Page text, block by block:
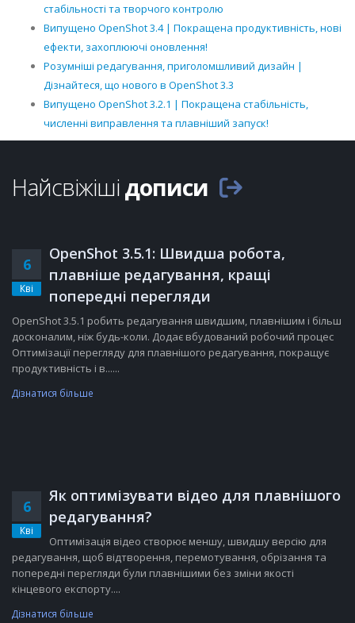
стабільності та творчого контролю
Випущено OpenShot 3.4 | Покращена продуктивність, нові
ефекти, захоплюючі оновлення!
Розумніші редагування, приголомшливий дизайн |
Дізнайтеся, що нового в OpenShot 3.3
Випущено OpenShot 3.2.1 | Покращена стабільність,
численні виправлення та плавніший запуск!
Найсвіжішідописи
6
Кві
OpenShot 3.5.1: Швидша робота,
плавніше редагування, кращі
попередні перегляди
OpenShot 3.5.1 робить редагування швидшим, плавнішим і більш
досконалим, ніж будь-коли. Додає вбудований робочий процес
Оптимізації перегляду для плавнішого редагування, покращує
продуктивність і в......
Дізнатися більше
6
Кві
Як оптимізувати відео для плавнішого
редагування?
Оптимізація відео створює меншу, швидшу версію для
редагування, щоб відтворення, перемотування, обрізання та
попередні перегляди були плавнішими без зміни якості
кінцевого експорту....
Дізнатися більше